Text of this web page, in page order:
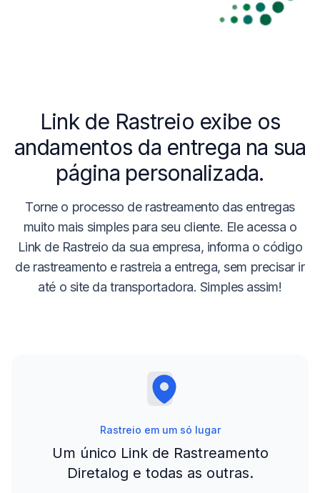
Link de Rastreio exibe os
andamentos da entrega na sua
página personalizada.
Torne o processo de rastreamento das entregas
muito mais simples para seu cliente. Ele acessa o
Link de Rastreio da sua empresa, informa o código
de rastreamento e rastreia a entrega, sem precisar ir
até o site da transportadora. Simples assim!
Rastreio em um só lugar
Um único Link de Rastreamento
Diretalog e todas as outras.